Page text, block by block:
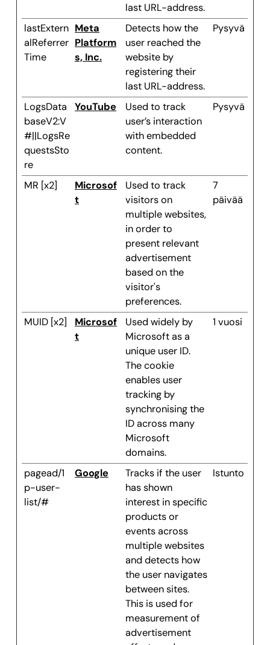
last URL-address.
lastExtern
alReferrer
Time
Meta
Platform
s, Inc.
Detects how the
user reached the
website by
registering their
last URL-address.
Pysyvä
LogsData
baseV2:V
#||LogsRe
questsSto
re
YouTube
Used to track
user’s interaction
with embedded
content.
Pysyvä
MR [x2]
Microsof
t
Used to track
visitors on
multiple websites,
in order to
present relevant
advertisement
based on the
visitor's
preferences.
7
päivää
MUID [x2]
Microsof
t
Used widely by
Microsoft as a
unique user ID.
The cookie
enables user
tracking by
synchronising the
ID across many
Microsoft
domains.
1 vuosi
pagead/1
p-user-
list/#
Google
Tracks if the user
has shown
interest in specific
products or
events across
multiple websites
and detects how
the user navigates
between sites.
This is used for
measurement of
advertisement
Istunto